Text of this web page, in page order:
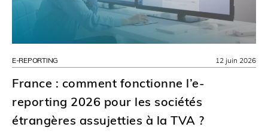
E-REPORTING
France : comment fonctionne l’e-
reporting 2026 pour les sociétés
étrangères assujetties à la TVA ?
12 juin 2026